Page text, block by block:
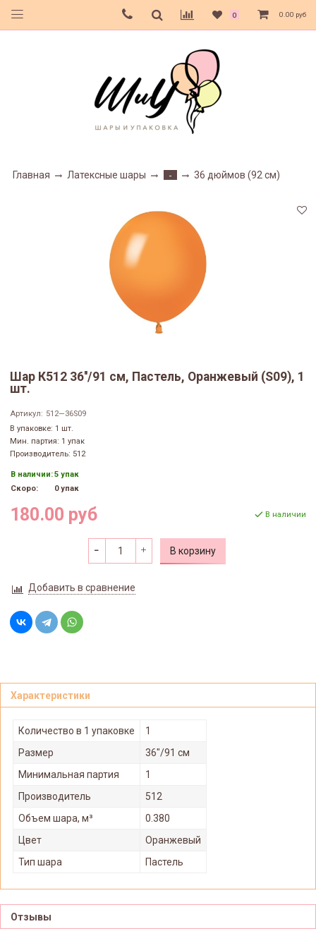
0 0.00 руб
Главная Латексные шары - 36 дюймов (92 см)
Шар К512 36''/91 см, Пастель, Оранжевый (S09), 1
шт.
Артикул: 512—36S09
В упаковке: 1 шт.
Мин. партия: 1 упак
Производитель: 512
В наличии:5 упак
Скоро:
0 упак
180.00 руб В наличии
В корзину
Добавить в сравнение
Характеристики
Количество в 1 упаковке
1
Размер
36"/91 см
Минимальная партия
1
Производитель
512
Объем шара, м³
0.380
Цвет
Оранжевый
Тип шара
Пастель
Отзывы